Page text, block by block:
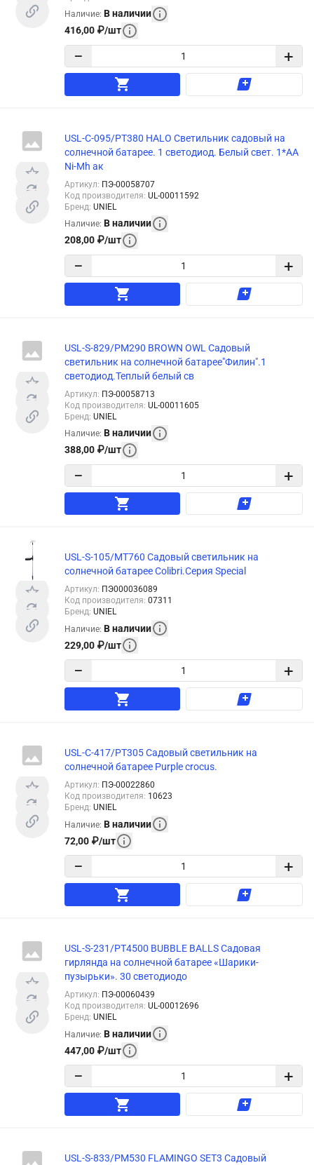
Наличие: В наличии
416,00 ₽/шт
− +
USL-C-095/PT380 HALO Светильник садовый на
солнечной батарее. 1 светодиод. Белый свет. 1*AA
Ni-Mh ак
Артикул: ПЭ-00058707
Код производителя: UL-00011592
Бренд: UNIEL
Наличие: В наличии
208,00 ₽/шт
− +
USL-S-829/PM290 BROWN OWL Садовый
светильник на солнечной батарее"Филин".1
светодиод.Теплый белый св
Артикул: ПЭ-00058713
Код производителя: UL-00011605
Бренд: UNIEL
Наличие: В наличии
388,00 ₽/шт
− +
USL-S-105/MT760 Садовый светильник на
солнечной батарее Colibri.Серия Special
Артикул: ПЭ000036089
Код производителя: 07311
Бренд: UNIEL
Наличие: В наличии
229,00 ₽/шт
− +
USL-C-417/PT305 Cадовый светильник на
солнечной батарее Purple crocus.
Артикул: ПЭ-00022860
Код производителя: 10623
Бренд: UNIEL
Наличие: В наличии
72,00 ₽/шт
− +
USL-S-231/PT4500 BUBBLE BALLS Садовая
гирлянда на солнечной батарее «Шарики-
пузырьки». 30 светодиодо
Артикул: ПЭ-00060439
Код производителя: UL-00012696
Бренд: UNIEL
Наличие: В наличии
447,00 ₽/шт
− +
USL-S-833/PM530 FLAMINGO SET3 Садовый